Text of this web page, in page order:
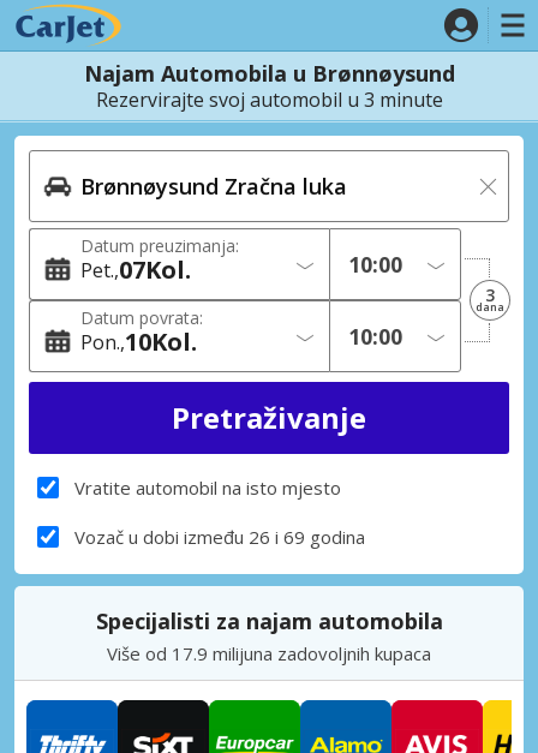
Najam Automobila u Brønnøysund
Rezervirajte svoj automobil u 3 minute
Datum preuzimanja:
Pet. 07Kol.
Datum povrata:
Pon. 10Kol.
3
dana
Vratite automobil na isto mjesto
Vozač u dobi između 26 i 69 godina
Specijalisti za najam automobila
Više od 17.9 milijuna zadovoljnih kupaca